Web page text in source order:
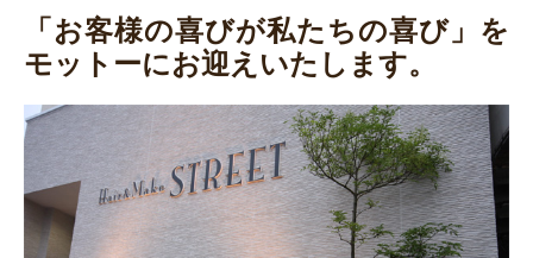
「お客様の喜びが私たちの喜び」を
モットーにお迎えいたします。